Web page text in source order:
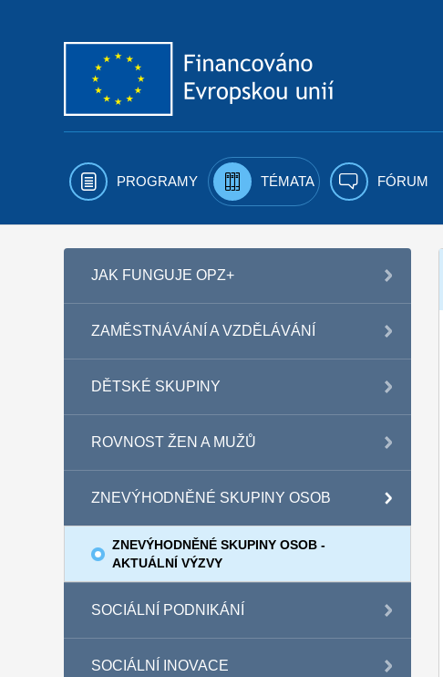
PROGRAMY TÉMATA FÓRUM
JAK FUNGUJE OPZ+
ZAMĚSTNÁVÁNÍ A VZDĚLÁVÁNÍ
DĚTSKÉ SKUPINY
ROVNOST ŽEN A MUŽŮ
ZNEVÝHODNĚNÉ SKUPINY OSOB
ZNEVÝHODNĚNÉ SKUPINY OSOB -
AKTUÁLNÍ VÝZVY
SOCIÁLNÍ PODNIKÁNÍ
SOCIÁLNÍ INOVACE